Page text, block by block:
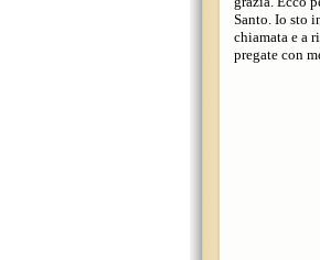
Santo. Io sto
chiamata e a
pregate con